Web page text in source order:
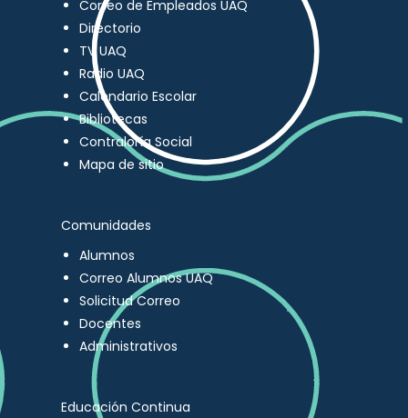
Correo de Empleados UAQ
Directorio
TV UAQ
Radio UAQ
Calendario Escolar
Bibliotecas
Contraloría Social
Mapa de sitio
Comunidades
Alumnos
Correo Alumnos UAQ
Solicitud Correo
Docentes
Administrativos
Educación Continua